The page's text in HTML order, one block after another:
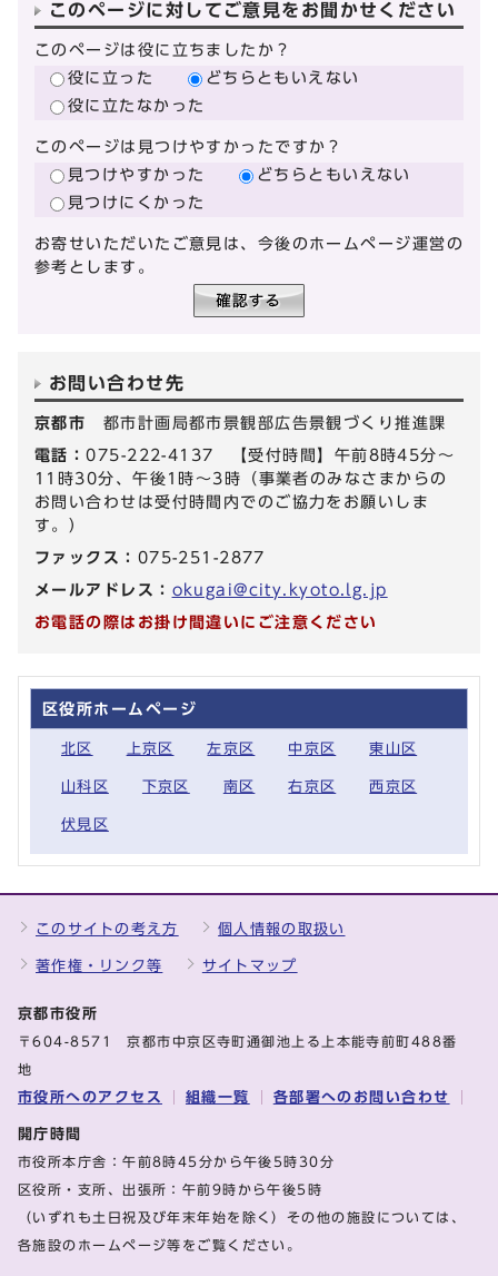
このページに対してご意見をお聞かせください
このページは役に立ちましたか？
役に立った
どちらともいえない
役に立たなかった
このページは見つけやすかったですか？
見つけやすかった
どちらともいえない
見つけにくかった
お寄せいただいたご意見は、今後のホームページ運営の
参考とします。
お問い合わせ先
京都市 都市計画局都市景観部広告景観づくり推進課
電話：075-222-4137 【受付時間】午前8時45分～
11時30分、午後1時～3時（事業者のみなさまからの
お問い合わせは受付時間内でのご協力をお願いしま
す。）
ファックス： 075-251-2877
メールアドレス： okugai@city.kyoto.lg.jp
お電話の際はお掛け間違いにご注意ください
区役所ホームページ
北区 上京区 左京区 中京区 東山区
山科区 下京区 南区 右京区 西京区
伏見区
このサイトの考え方 個人情報の取扱い
著作権・リンク等 サイトマップ
京都市役所
〒604-8571 京都市中京区寺町通御池上る上本能寺前町488番
地
市役所へのアクセス 組織一覧 各部署へのお問い合わせ
開庁時間
市役所本庁舎：午前8時45分から午後5時30分
区役所・支所、出張所：午前9時から午後5時
（いずれも土日祝及び年末年始を除く）その他の施設については、
各施設のホームページ等をご覧ください。